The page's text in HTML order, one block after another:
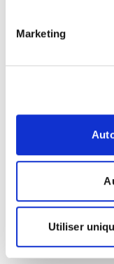
Marketing
Utiliser